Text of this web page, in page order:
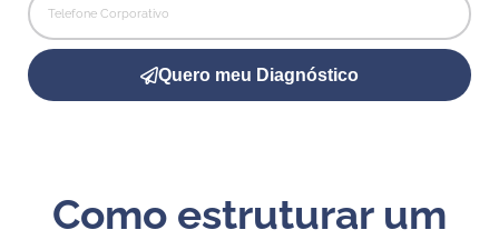
Quero meu Diagnóstico
Como estruturar um